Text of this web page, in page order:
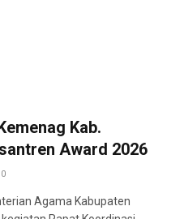
Kab.
Award 2026
0
Agama Kabupaten